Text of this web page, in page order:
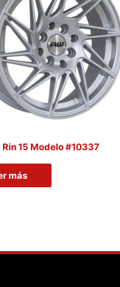
Rin 15 Modelo #10337
más